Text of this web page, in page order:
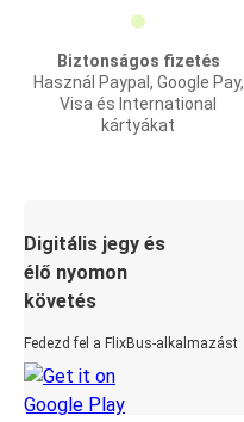
Biztonságos fizetés
Használ Paypal, Google Pay,
Visa és International
kártyákat
Digitális jegy és
élő nyomon
követés
Fedezd fel a FlixBus-alkalmazást